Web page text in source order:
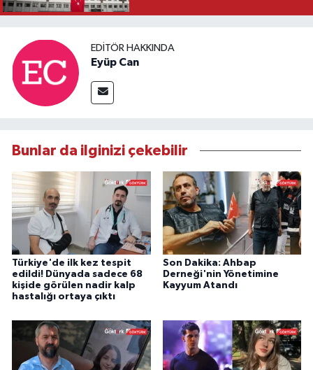
EDITÖR HAKKINDA
Eyüp Can
Bunlar da ilginizi çekebilir
Türkiye'de ilk kez tespit
edildi! Dünyada sadece 68
kişide görülen nadir kalp
hastalığı ortaya çıktı
Son Dakika: Ahbap
Derneği'nin Yönetimine
Kayyum Atandı